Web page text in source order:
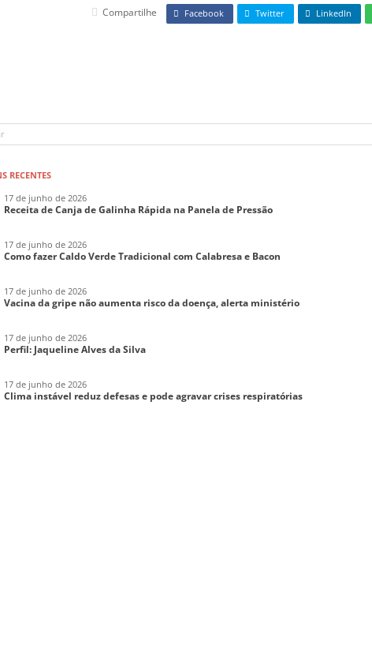
Compartilhe Facebook Twitter LinkedIn
RECENTES
17 de junho de 2026
Receita de Canja de Galinha Rápida na Panela de Pressão
17 de junho de 2026
Como fazer Caldo Verde Tradicional com Calabresa e Bacon
17 de junho de 2026
Vacina da gripe não aumenta risco da doença, alerta ministério
17 de junho de 2026
Perfil: Jaqueline Alves da Silva
17 de junho de 2026
Clima instável reduz defesas e pode agravar crises respiratórias